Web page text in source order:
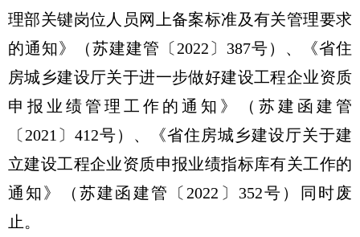
理部关键岗位人员网上备案标准及有关管理要求
的通知》（苏建建管〔2022〕387号）、《省住
房城乡建设厅关于进一步做好建设工程企业资质
申报业绩管理工作的通知》（苏建函建管
〔2021〕412号）、《省住房城乡建设厅关于建
立建设工程企业资质申报业绩指标库有关工作的
通知》（苏建函建管〔2022〕352号）同时废
止。